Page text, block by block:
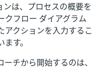
ンは、プロセスの概要を
クフロー ダイアグラム
アクションを入力するこ
す。
ーチから開始するのは、